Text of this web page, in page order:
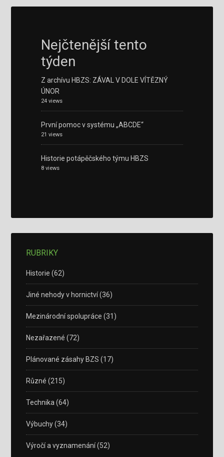
Nejčtenější tento
týden
Z archívu HBZS: ZÁVAL V DOLE VÍTĚZNÝ
ÚNOR
24 views
První pomoc v systému „ABCDE“
21 views
Historie potápěčského týmu HBZS
8 views
RUBRIKY
Historie (62)
Jiné nehody v hornictví(36)
Mezinárodní spolupráce (31)
Nezařazené (72)
Plánované zásahy BZS (17)
Různé (215)
Technika (64)
Výbuchy(34)
Výročí a vyznamenání(52)